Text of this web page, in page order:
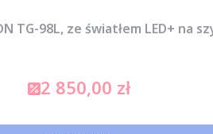
TG-98L, ze światłem LED+ na
Cena promocyjna
2 850,00 zł